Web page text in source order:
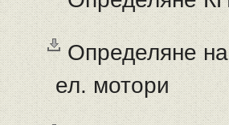
Определяне
ел. мотори